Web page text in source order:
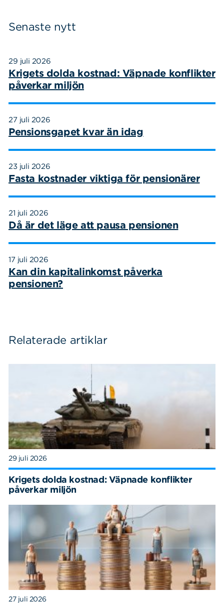
Senaste nytt
29 juli 2026
Krigets dolda kostnad: Väpnade konflikter
påverkar miljön
27 juli 2026
Pensionsgapet kvar än idag
23 juli 2026
Fasta kostnader viktiga för pensionärer
21 juli 2026
Då är det läge att pausa pensionen
17 juli 2026
Kan din kapitalinkomst påverka
pensionen?
Relaterade artiklar
29 juli 2026
Krigets dolda kostnad: Väpnade konflikter
påverkar miljön
27 juli 2026